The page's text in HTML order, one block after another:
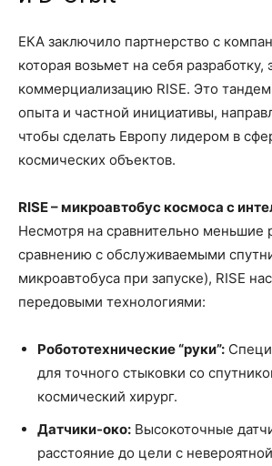
ЕКА заключило партнерство с
которая возьмет на себя разработку,
коммерциализацию RISE. Это
опыта и частной инициативы,
чтобы сделать Европу лидером в
космических объектов.
RISE – микроавтобус космоса с
Несмотря на сравнительно меньшие
сравнению с обслуживаемыми
микроавтобуса при запуске), RISE
передовыми технологиями:
Робототехнические “руки”:
для точного стыковки со
космический хирург.
Датчики-око: Высокоточные
расстояние до цели с